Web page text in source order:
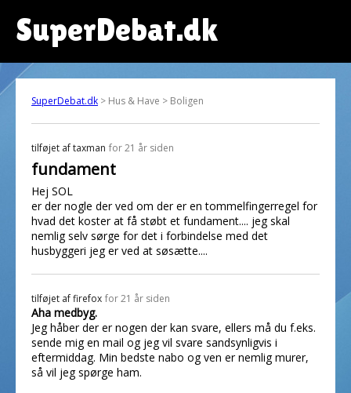
SuperDebat.dk
SuperDebat.dk > Hus & Have > Boligen
tilføjet aftaxman for 21 år siden
fundament
Hej SOL
er der nogle der ved om der er en tommelfingerregel for
hvad det koster at få støbt et fundament.... jeg skal
nemlig selv sørge for det i forbindelse med det
husbyggeri jeg er ved at søsætte....
tilføjet affirefox for 21 år siden
Aha medbyg.
Jeg håber der er nogen der kan svare, ellers må du f.eks.
sende mig en mail og jeg vil svare sandsynligvis i
eftermiddag. Min bedste nabo og ven er nemlig murer,
så vil jeg spørge ham.